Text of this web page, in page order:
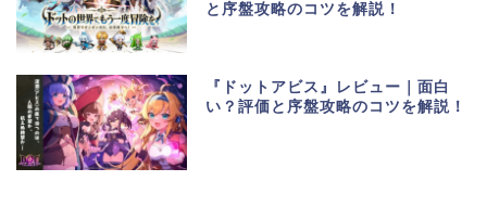
と序盤攻略のコツを解説！
『ドットアビス』レビュー｜面白
い？評価と序盤攻略のコツを解説！